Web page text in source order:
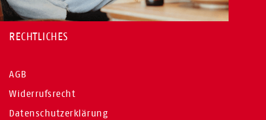
RECHTLICHES
AGB
Widerrufsrecht
Datenschutzerklärung